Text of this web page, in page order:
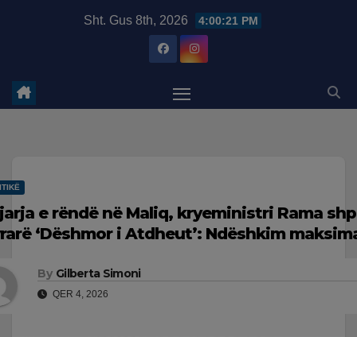
Sht. Gus 8th, 2026 4:00:22 PM
e rëndë në Maliq, kryeministri Rama
‘Dëshmor i Atdheut’: Ndëshkim
By Gilberta Simoni
QER 4, 2026